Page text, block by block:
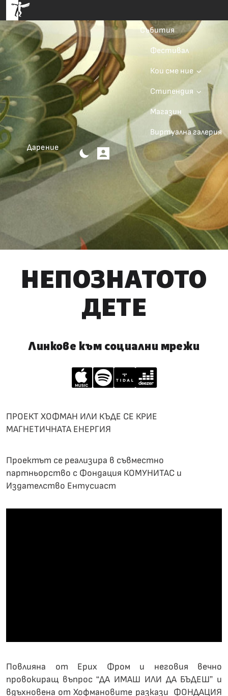
Дарение
Събития
Фестивал
Кои сме ние
Стипендия
Магазин
Виртуална галерия
НЕПОЗНАТОТО
ДЕТЕ
Линкове към социални мрежи
ПРОЕКТ ХОФМАН ИЛИ КЪДЕ СЕ КРИЕ
МАГНЕТИЧНАТА ЕНЕРГИЯ
Проектът се реализира в съвместно
партньорство с Фондация КОМУНИТАС и
Издателство Ентусиаст
Повлияна от Ерих Фром и неговия вечно
провокиращ въпрос “ДА ИМАШ ИЛИ ДА БЪДЕШ” и
вдъхновена от Хофмановите разкази ФОНДАЦИЯ